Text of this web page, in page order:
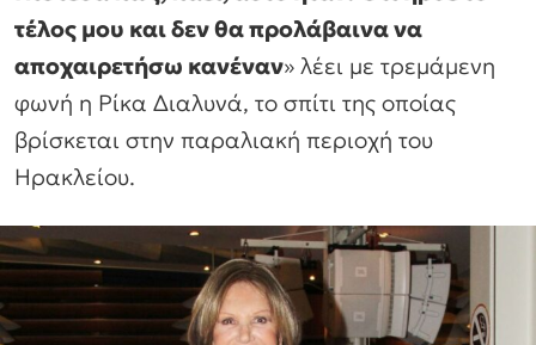
τέλος μου και δεν θα προλάβαινα να
αποχαιρετήσω κανέναν» λέει με τρεμάμενη
φωνή η Ρίκα Διαλυνά, το σπίτι της οποίας
βρίσκεται στην παραλιακή περιοχή του
Ηρακλείου.